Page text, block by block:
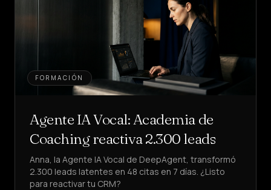
FORMACIÓN
Agente IA Vocal: Academia de
Coaching reactiva 2.300 leads
Anna, la Agente IA Vocal de DeepAgent, transformó
2.300 leads latentes en 48 citas en 7 días. ¿Listo
para reactivar tu CRM?